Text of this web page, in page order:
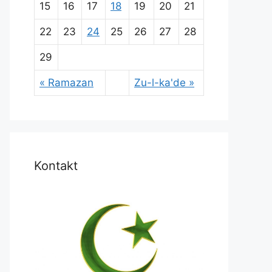
« Ramazan Zu-l-ka'de »
15 16 17 18 19 20 21
22 23 24 25 26 27 28
29
Kontakt